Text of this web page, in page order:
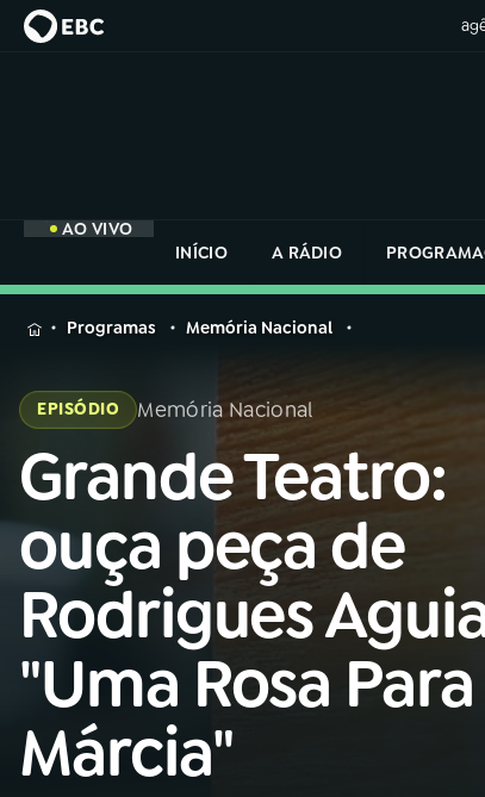
AO VIVO
INÍCIO
A RÁDIO
MENU
Buscar
na
Rádio
Nacional
01 INÍCIO
02 A RÁDIO
03PROGRAMAÇÃO
na
Rádio
Programas Memória Nacional
EPISÓDIO Memória Nacional
Grande Teatro:
ouça peça de
Rodrigues
"Uma Rosa Para
Márcia"